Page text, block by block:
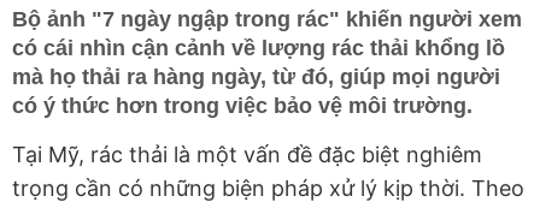
Bộ ảnh "7 ngày ngập trong rác" khiến người xem
có cái nhìn cận cảnh về lượng rác thải khổng lồ
mà họ thải ra hàng ngày, từ đó, giúp mọi người
có ý thức hơn trong việc bảo vệ môi trường.
Tại Mỹ, rác thải là một vấn đề đặc biệt nghiêm
trọng cần có những biện pháp xử lý kịp thời. Theo